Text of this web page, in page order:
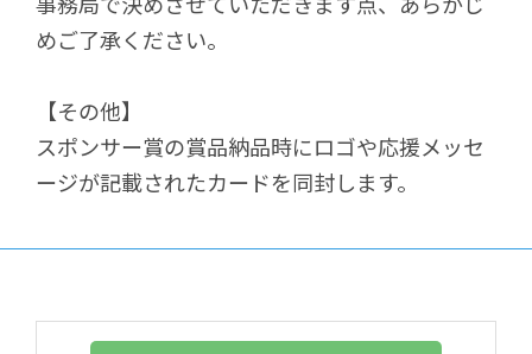
めご了承ください。
【その他】
スポンサー賞の賞品納品時にロゴや応援メッセ
ージが記載されたカードを同封します。